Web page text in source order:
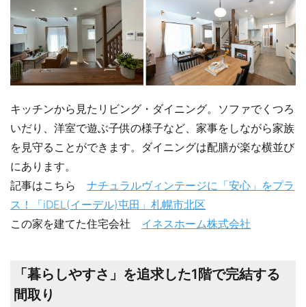
キッチンから見たリビング・ダイニング。ソファでくつろ
いだり、洋室で遊ぶ子供の様子など、家事をしながら家族
を見守ることができます。ダイニングは配膳が楽な横並び
にあります。
記事はこちら ナチュラルヴィンテージに「安心」をプラ
ス！「iDEL(イーデル)屯田」札幌市北区
この家を建てた住宅会社 イネスホーム株式会社
「暮らしやすさ」を追求した1階で完結する
間取り